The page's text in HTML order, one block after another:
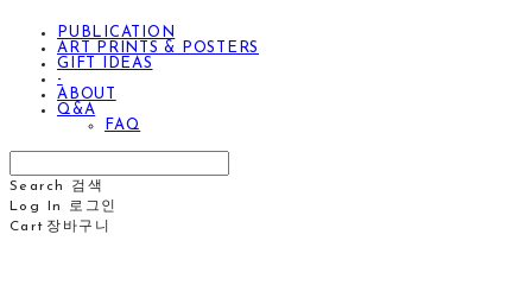
PUBLICATION
ART PRINTS & POSTERS
GIFT IDEAS
-
ABOUT
Q&A
FAQ
Search
검색
Log In
로그인
Cart 장바구니